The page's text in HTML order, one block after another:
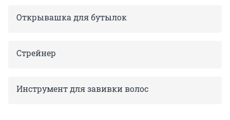
Открывашка для бутылок
Стрейнер
Инструмент для завивки волос